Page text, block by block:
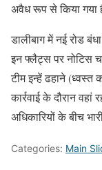
अवैध रूप से किया गया
डालीबाग में नई रोड
इन फ्लैट्स पर नोटिस
टीम इन्हें ढहाने
कार्रवाई के दौरान
अधिकारियों के बीच
Categories: Main